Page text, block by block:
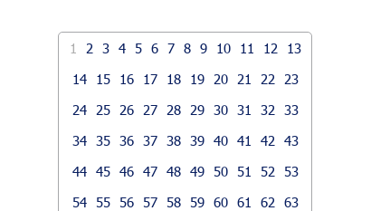
1 2 3 4 5 6 7 8 9 10 11 12
13
14
15 16 17 18 19 20 21 22
23
24
25 26 27 28 29 30 31 32
33
34 35 36 37 38 39 40 41 42
43
44 45 46 47 48 49 50 51 52
53
54 55 56 57 58 59 60 61 62
63